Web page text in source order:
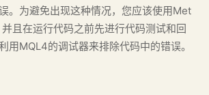
。为避免出现这种情况，您应该使用Met
且在运行代码之前先进行代码测试和回
用MQL4的调试器来排除代码中的错误。